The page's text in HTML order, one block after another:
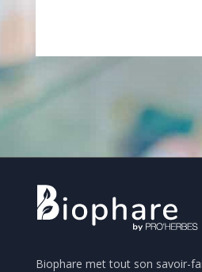
Biophare met tout son savoir-